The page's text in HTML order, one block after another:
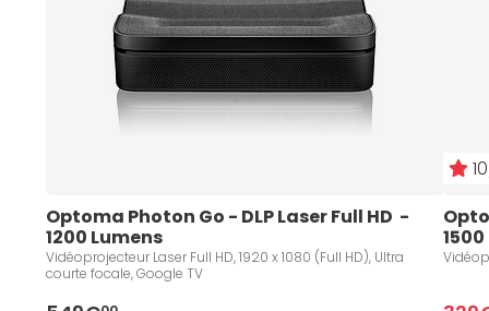
Optoma Photon Go - DLP Laser Full HD  -
1200 Lumens
Vidéoprojecteur Laser Full HD, 1920 x 1080 (Full HD), Ultra
courte focale, Google TV